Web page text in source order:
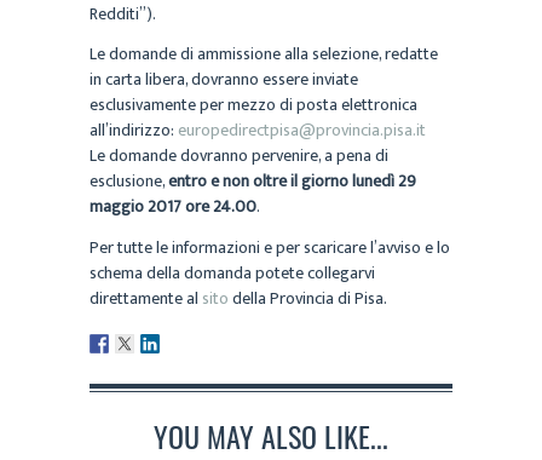
Redditi”).
Le domande di ammissione alla selezione, redatte
in carta libera, dovranno essere inviate
esclusivamente per mezzo di posta elettronica
all’indirizzo: europedirectpisa@provincia.pisa.it
Le domande dovranno pervenire, a pena di
esclusione,entro e non oltre il giorno lunedì 29
maggio 2017 ore 24.00.
Per tutte le informazioni e per scaricare l’avviso e lo
schema della domanda potete collegarvi
direttamente al sitodella Provincia di Pisa.
YOU MAY ALSO LIKE...